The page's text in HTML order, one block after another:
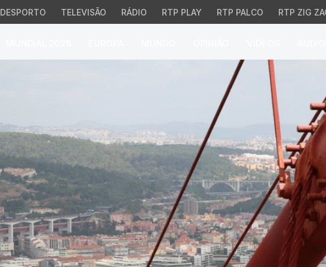
DESPORTO TELEVISÃO RÁDIO RTP PLAY RTP PALCO RTP ZIG